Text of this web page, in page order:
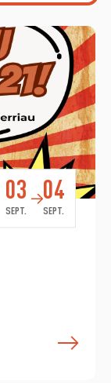
03
SEPT.
04
SEPT.